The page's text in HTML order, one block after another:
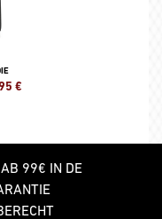
€
99€ IN DE